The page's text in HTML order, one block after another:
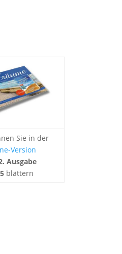
Sie in der
Version
Ausgabe
blättern